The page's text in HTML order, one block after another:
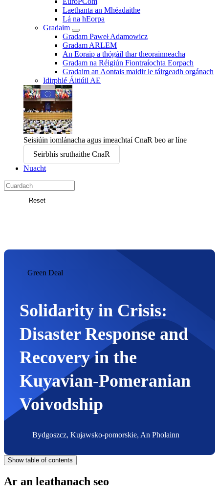
Laethanta an Mhéadaithe
Lá na hEorpa
Gradaim
Gradam Paweł Adamowicz
Gradam ARLEM
An Eoraip a thógáil thar theorainneacha
Gradam na Réigiún Fiontraíochta Eorpach
Gradaim an Aontais maidir le táirgeadh orgánach
Idirphlé Áitiúil AE
Seisiúin iomlánacha agus imeachtaí CnaR beo ar líne
Seirbhís sruthaithe CnaR
Nuacht
Search
in
Reset
Green Deal
Solidarity in Crisis:
Disaster Response and
Recovery in the
Kuyavian-Pomeranian
Voivodship
Location:
Bydgoszcz, Kujawsko-pomorskie, An Pholainn
Show table of contents
Ar an leathanach seo